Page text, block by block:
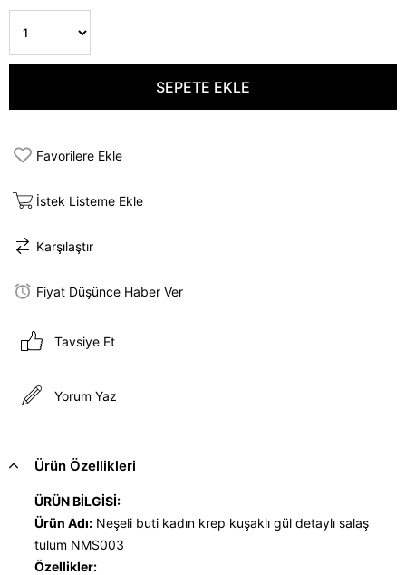
Favorilere Ekle
İstek Listeme Ekle
Karşılaştır
Fiyat Düşünce Haber Ver
Tavsiye Et
Yorum Yaz
Ürün Özellikleri
ÜRÜN BİLGİSİ:
Ürün Adı: Neşeli buti kadın krep kuşaklı gül detaylı salaş
tulum NMS003
Özellikler: